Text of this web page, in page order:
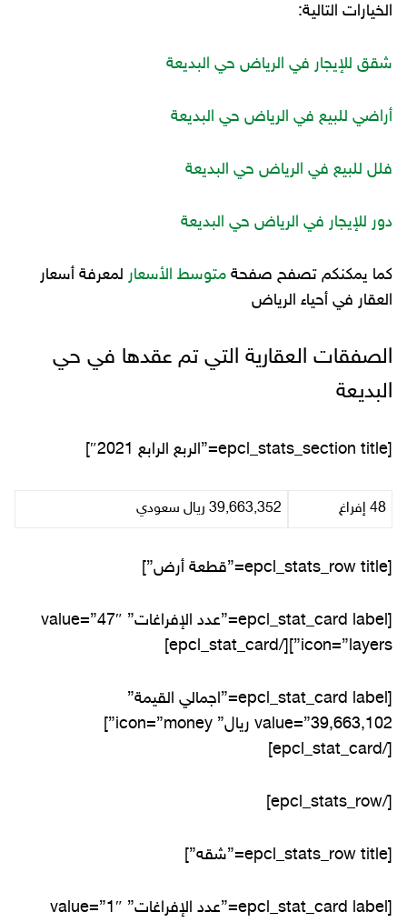
الخيارات التالية:
شقق للإيجار في الرياض حي البديعة
أراضي للبيع في الرياض حي البديعة
فلل للبيع في الرياض حي البديعة
دور للإيجار في الرياض حي البديعة
كما يمكنكم تصفح صفحة متوسط الأسعار لمعرفة أسعار
العقار في أحياء الرياض
الصفقات العقارية التي تم عقدها في حي
البديعة
[epcl_stats_section title=”الربع الرابع 2021″]
48 إفراغ 39,663,352 ريال سعودي
[epcl_stats_row title=”قطعة أرض”]
[epcl_stat_card label=”عدد الإفراغات” value=”47″
icon=”layers”][/epcl_stat_card]
[epcl_stat_card label=”اجمالي القيمة”
value=”39,663,102 ريال” icon=”money”]
[/epcl_stat_card]
[/epcl_stats_row]
[epcl_stats_row title=”شقه”]
[epcl_stat_card label=”عدد الإفراغات” value=”1″